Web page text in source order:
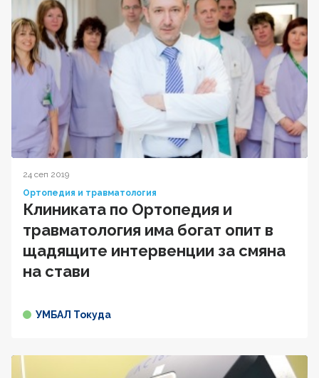
24 сеп 2019
Ортопедия и травматология
Клиниката по Ортопедия и
травматология има богат опит в
щадящите интервенции за смяна
на стави
УМБАЛ Токуда